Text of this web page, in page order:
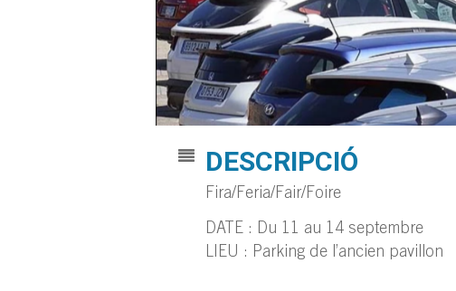
DESCRIPCIÓ
Fira/Feria/Fair/Foire
DATE : Du 11 au 14 septembre
LIEU : Parking de l’ancien pavillon